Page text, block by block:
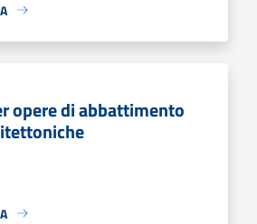
opere di abbattimento